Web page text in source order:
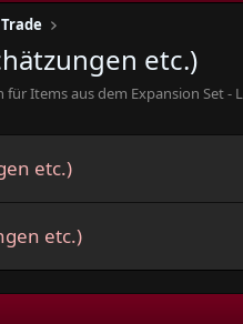
etc.)
Items aus dem Expansion Set -
etc.)
etc.)